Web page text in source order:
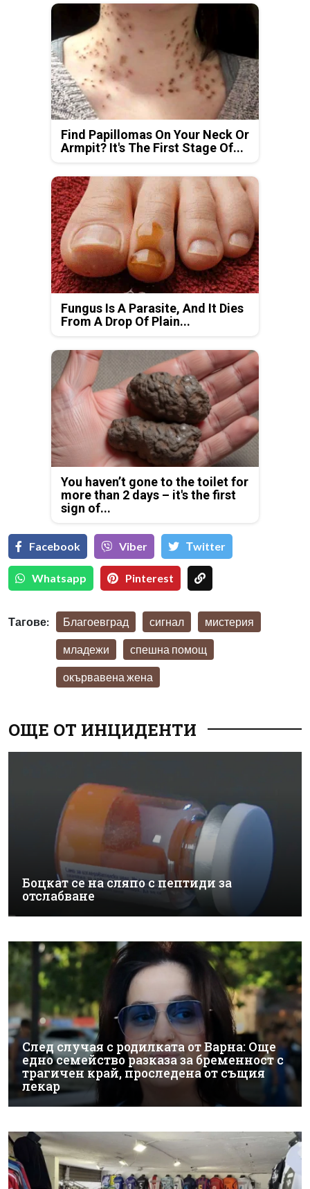
Find Papillomas On Your Neck Or
Armpit? It's The First Stage Of...
Fungus Is A Parasite, And It Dies
From A Drop Of Plain...
You haven’t gone to the toilet for
more than 2 days – it's the first
sign of...
Facebook Viber Тwitter
Whatsapp Pinterest
Тагове: Благоевград сигнал мистерия
младежи спешна помощ
окървавена жена
ОЩЕ ОТ ИНЦИДЕНТИ
Боцкат се на сляпо с пептиди за
отслабване
След случая с родилката от Варна: Още
едно семейство разказа за бременност с
трагичен край, проследена от същия
лекар